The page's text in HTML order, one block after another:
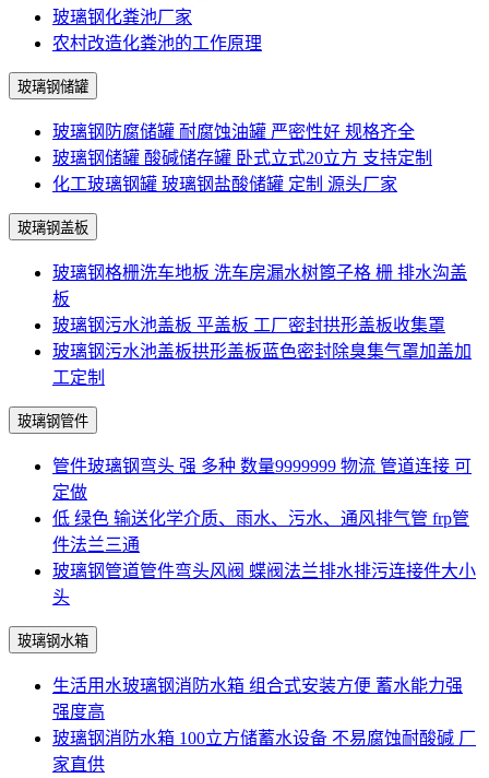
玻璃钢化粪池厂家
农村改造化粪池的工作原理
玻璃钢储罐
玻璃钢防腐储罐 耐腐蚀油罐 严密性好 规格齐全
玻璃钢储罐 酸碱储存罐 卧式立式20立方 支持定制
化工玻璃钢罐 玻璃钢盐酸储罐 定制 源头厂家
玻璃钢盖板
玻璃钢格栅洗车地板 洗车房漏水树篦子格 栅 排水沟盖
板
玻璃钢污水池盖板 平盖板 工厂密封拱形盖板收集罩
玻璃钢污水池盖板拱形盖板蓝色密封除臭集气罩加盖加
工定制
玻璃钢管件
管件玻璃钢弯头 强 多种 数量9999999 物流 管道连接 可
定做
低 绿色 输送化学介质、雨水、污水、通风排气管 frp管
件法兰三通
玻璃钢管道管件弯头风阀 蝶阀法兰排水排污连接件大小
头
玻璃钢水箱
生活用水玻璃钢消防水箱 组合式安装方便 蓄水能力强
强度高
玻璃钢消防水箱 100立方储蓄水设备 不易腐蚀耐酸碱 厂
家直供